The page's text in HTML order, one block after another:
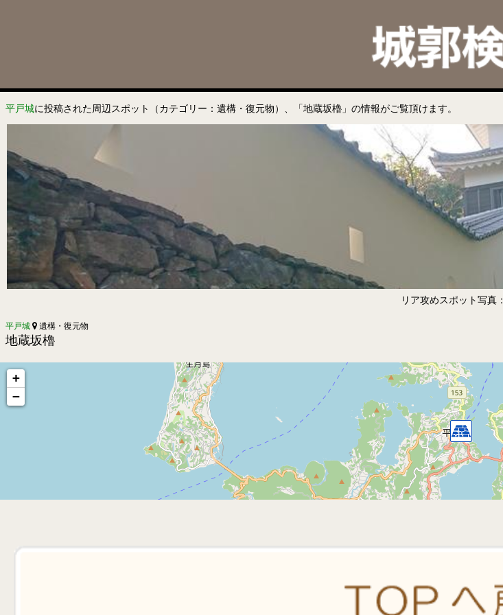
平戸城に投稿された周辺スポット（カテゴリー：遺構・復元物）、「地蔵坂櫓」の情報がご覧頂けます。
リア攻めスポット写真：
平戸城 遺構・復元物
地蔵坂櫓
+
−